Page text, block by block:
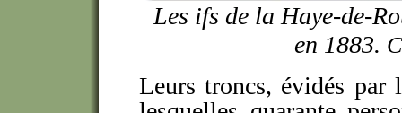
Les ifs de la Haye-de-
en 1883.
Leurs troncs, évidés par